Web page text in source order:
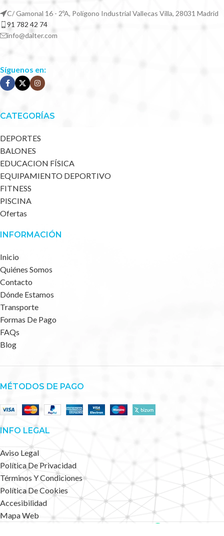
C/ Gamonal 16 - 2ºA, Polígono Industrial Vallecas Villa, 28031 Madrid
91 782 42 74
info@dalter.com
Síguenos en:
CATEGORÍAS
DEPORTES
BALONES
EDUCACION FÍSICA
EQUIPAMIENTO DEPORTIVO
FITNESS
PISCINA
Ofertas
INFORMACIÓN
Inicio
Quiénes Somos
Contacto
Dónde Estamos
Transporte
Formas De Pago
FAQs
Blog
MÉTODOS DE PAGO
INFO LEGAL
Aviso Legal
Política De Privacidad
Términos Y Condiciones
Política De Cookies
Accesibilidad
Mapa Web